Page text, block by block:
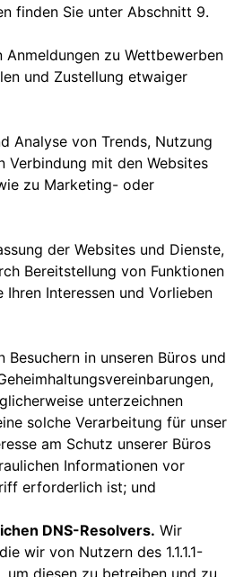
finden Sie unter Abschnitt 9.
Anmeldungen zu Wettbewerben
und Zustellung etwaiger
Analyse von Trends, Nutzung
Verbindung mit den Websites
zu Marketing- oder
der Websites und Dienste,
Bereitstellung von Funktionen
Ihren Interessen und Vorlieben
Besuchern in unseren Büros und
unterzeichnen
solche Verarbeitung für unser
am Schutz unserer Büros
Informationen vor
erforderlich ist; und
DNS-Resolvers. Wir
wir von Nutzern des 1.1.1.1-
um diesen zu betreiben und zu